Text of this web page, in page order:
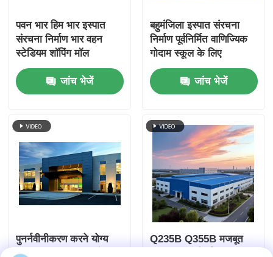
पवन भार हिम भार इस्पात
संरचना निर्माण भार वहन
स्टेडियम शॉपिंग मॉल
जांच भेजें
बहुमंजिला इस्पात संरचना
निर्माण पूर्वनिर्मित वाणिज्यिक
गोदाम स्कूल के लिए
जांच भेजें
पुनर्नवीनीकरण करने योग्य
आसान इकट्ठा धातु फ्रेम
Q235B Q355B मजबूत